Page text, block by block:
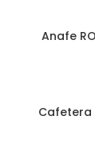
Anafe
Cafetera